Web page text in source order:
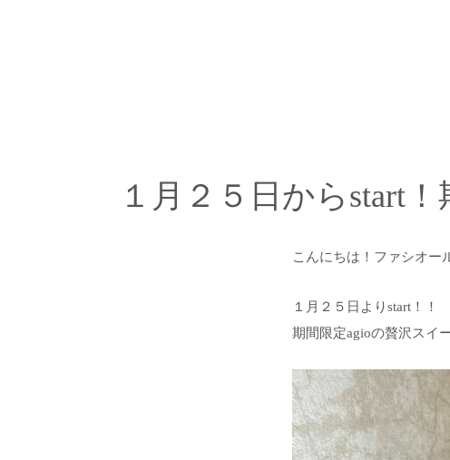
１月２５日からstart
こんにちは！ファシオ
１月２５日よりstart！！
期間限定agioの贅沢スイ